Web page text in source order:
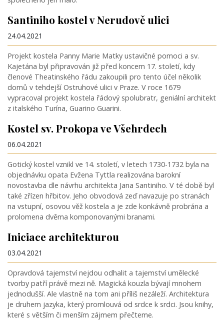
Santiniho kostel v Nerudově ulici
24.04.2021
Projekt kostela Panny Marie Matky ustavičné pomoci a sv.
Kajetána byl připravován již před koncem 17. století, kdy
členové Theatinského řádu zakoupili pro tento účel několik
domů v tehdejší Ostruhové ulici v Praze. V roce 1679
vypracoval projekt kostela řádový spolubratr, geniální architekt
z italského Turína, Guarino Guarini.
Kostel sv. Prokopa ve Všehrdech
06.04.2021
Gotický kostel vznikl ve 14. století, v letech 1730-1732 byla na
objednávku opata Evžena Tyttla realizována barokní
novostavba dle návrhu architekta Jana Santiniho. V té době byl
také zřízen hřbitov. Jeho obvodová zeď navazuje po stranách
na vstupní, osovou věž kostela a je zde konkávně probrána a
prolomena dvěma komponovanými branami.
Iniciace architekturou
03.04.2021
Opravdová tajemství nejdou odhalit a tajemství umělecké
tvorby patří právě mezi ně. Magická kouzla bývají mnohem
jednodušší. Ale vlastně na tom ani příliš nezáleží. Architektura
je druhem jazyka, který promlouvá od srdce k srdci. Jsou knihy,
které s větším či menším zájmem přečteme.